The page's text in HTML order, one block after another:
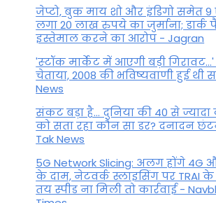
जेप्टो, बुक माय शो और इंडिगो समेत 9
लगा 20 लाख रुपये का जुर्माना; डार्क
इस्तेमाल करने का आरोप - Jagran
'स्‍टॉक मार्केट में आएगी बड़ी
चेताया, 2008 की भविष्यवाणी हुई थी
News
संकट बड़ा है... दुनिया की 40 से
को सता रहा कौन सा डर? दनादन
Tak News
5G Network Slicing: अलग होंगे 4G
के दाम, नेटवर्क स्लाइसिंग पर TRAI
तय स्पीड ना मिली तो कार्रवाई -